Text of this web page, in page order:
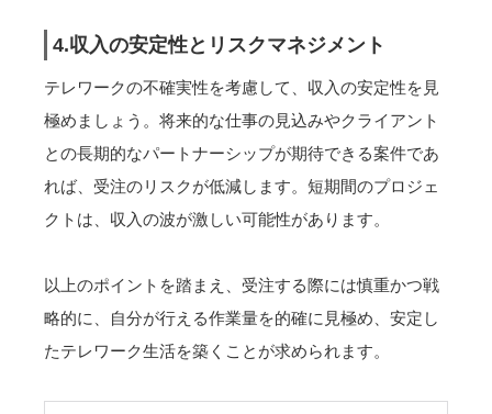
4.収入の安定性とリスクマネジメント
テレワークの不確実性を考慮して、収入の安定性を見
極めましょう。将来的な仕事の見込みやクライアント
との長期的なパートナーシップが期待できる案件であ
れば、受注のリスクが低減します。短期間のプロジェ
クトは、収入の波が激しい可能性があります。
以上のポイントを踏まえ、受注する際には慎重かつ戦
略的に、自分が行える作業量を的確に見極め、安定し
たテレワーク生活を築くことが求められます。